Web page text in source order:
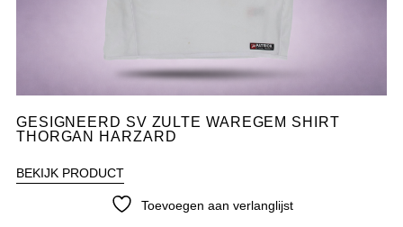
GESIGNEERD SV ZULTE WAREGEM SHIRT
THORGAN HARZARD
BEKIJK PRODUCT
Toevoegen aan verlanglijst